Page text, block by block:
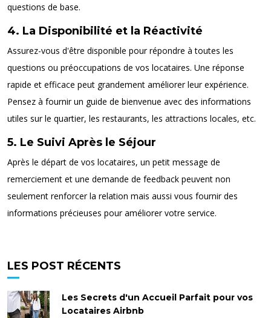
questions de base.
4. La Disponibilité et la Réactivité
Assurez-vous d'être disponible pour répondre à toutes les
questions ou préoccupations de vos locataires. Une réponse
rapide et efficace peut grandement améliorer leur expérience.
Pensez à fournir un guide de bienvenue avec des informations
utiles sur le quartier, les restaurants, les attractions locales, etc.
5. Le Suivi Après le Séjour
Après le départ de vos locataires, un petit message de
remerciement et une demande de feedback peuvent non
seulement renforcer la relation mais aussi vous fournir des
informations précieuses pour améliorer votre service.
LES POST RÉCENTS
Les Secrets d'un Accueil Parfait pour vos
Locataires Airbnb